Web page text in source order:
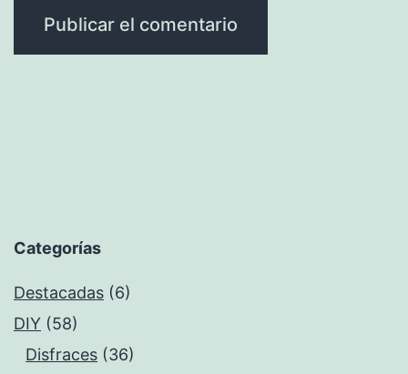
Categorías
Destacadas (6)
DIY (58)
Disfraces (36)